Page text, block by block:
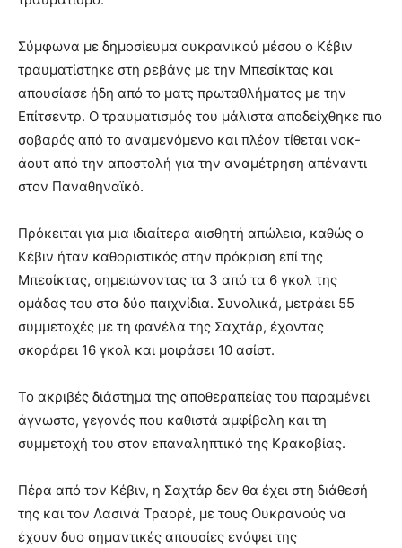
Σύμφωνα με δημοσίευμα ουκρανικού μέσου ο Κέβιν
τραυματίστηκε στη ρεβάνς με την Μπεσίκτας και
απουσίασε ήδη από το ματς πρωταθλήματος με την
Επίτσεντρ. Ο τραυματισμός του μάλιστα αποδείχθηκε πιο
σοβαρός από το αναμενόμενο και πλέον τίθεται νοκ-
άουτ από την αποστολή για την αναμέτρηση απέναντι
στον Παναθηναϊκό.
Πρόκειται για μια ιδιαίτερα αισθητή απώλεια, καθώς ο
Κέβιν ήταν καθοριστικός στην πρόκριση επί της
Μπεσίκτας, σημειώνοντας τα 3 από τα 6 γκολ της
ομάδας του στα δύο παιχνίδια. Συνολικά, μετράει 55
συμμετοχές με τη φανέλα της Σαχτάρ, έχοντας
σκοράρει 16 γκολ και μοιράσει 10 ασίστ.
Το ακριβές διάστημα της αποθεραπείας του παραμένει
άγνωστο, γεγονός που καθιστά αμφίβολη και τη
συμμετοχή του στον επαναληπτικό της Κρακοβίας.
Πέρα από τον Κέβιν, η Σαχτάρ δεν θα έχει στη διάθεσή
της και τον Λασινά Τραορέ, με τους Ουκρανούς να
έχουν δυο σημαντικές απουσίες ενόψει της